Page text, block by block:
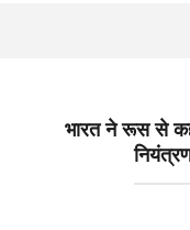
भारत ने रूस से